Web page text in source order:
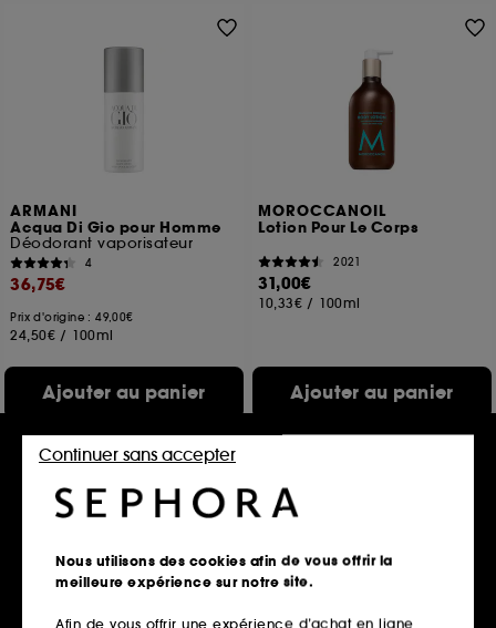
ARMANI
Acqua Di Gio pour Homme
Déodorant vaporisateur
4
36,75€
Prix d'origine : 49,00€
24,50€ / 100ml
Ajouter au panier
MOROCCANOIL
Lotion Pour Le Corps
2021
31,00€
10,33€ / 100ml
Ajouter au panier
Nous utilisons des cookies afin de vous offrir la
meilleure expérience sur notre site.
Afin de vous offrir une expérience d’achat en ligne
Continuer sans accepter